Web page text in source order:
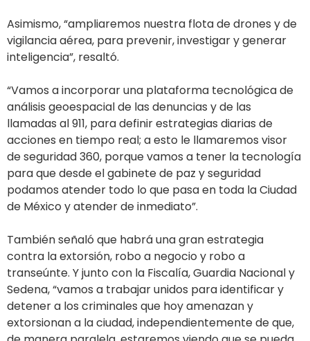
Asimismo, “ampliaremos nuestra flota de drones y de
vigilancia aérea, para prevenir, investigar y generar
inteligencia”, resaltó.
“Vamos a incorporar una plataforma tecnológica de
análisis geoespacial de las denuncias y de las
llamadas al 911, para definir estrategias diarias de
acciones en tiempo real; a esto le llamaremos visor
de seguridad 360, porque vamos a tener la tecnología
para que desde el gabinete de paz y seguridad
podamos atender todo lo que pasa en toda la Ciudad
de México y atender de inmediato”.
También señaló que habrá una gran estrategia
contra la extorsión, robo a negocio y robo a
transeúnte. Y junto con la Fiscalía, Guardia Nacional y
Sedena, “vamos a trabajar unidos para identificar y
detener a los criminales que hoy amenazan y
extorsionan a la ciudad, independientemente de que,